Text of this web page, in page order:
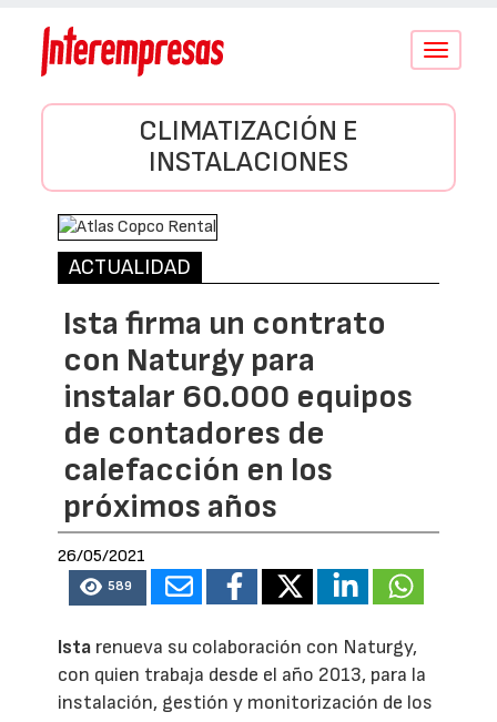
Conmutar
CLIMATIZACIÓN E
INSTALACIONES
ACTUALIDAD
Ista firma un contrato
con Naturgy para
instalar 60.000 equipos
de contadores de
calefacción en los
próximos años
26/05/2021
589
Ista renueva su colaboración con Naturgy,
con quien trabaja desde el año 2013, para la
instalación, gestión y monitorización de los